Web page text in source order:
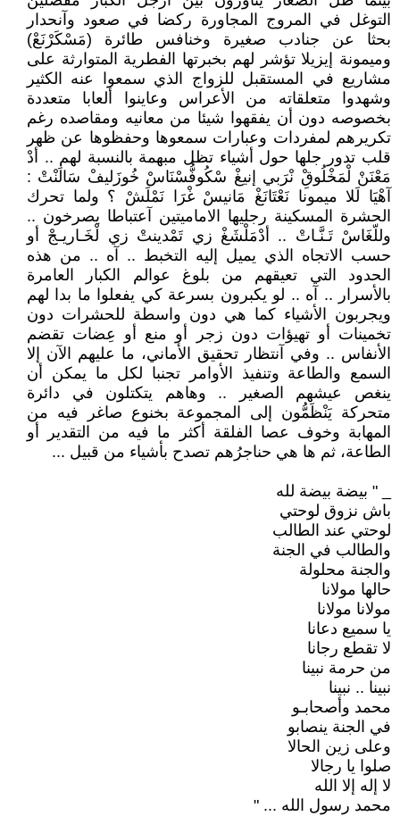
التوغل في المروج المجاورة ركضا في صعود وآنحدار
بحثا عن جنادب صغيرة وخنافس طائرة (مَسْكَرْنَعْ)
وميمونة إيزيلا تؤشر لهم بخبرتها الفطرية المتوارثة على
مشاريع في المستقبل للزواج الذي سمعوا عنه الكثير
وشهدوا متعلقاته من الأعراس وعاينوا ألعابا متعددة
بخصوصه دون أن يفقهوا شيئا من معانيه ومقاصده رغم
تكريرهم لمفردات وعبارات سمعوها وحفظوها عن ظهر
قلب تدور جلها حول أشياء تظل مبهمة بالنسبة لهم .. أدْ
مَعْنَنْ لْمَخْلُوقِْ نْرَبي إنيغْ سْكُوفُّسْنَاسْ خُوزَليفْ سَالَنْتْ :
آهْيَا لَلا ميمونا نَعْتَانَغْ مَانيسْ غْرَا نَمْلَشْ ؟ ولما تحرك
الحشرة المسكينة رجليها الاماميتين آعتباطا يصرخون ..
وللّغَاسْ تَـنَّـاتْ .. أدْمَلْشَغْ زي تَمْدينتْ زي لْخَـاريـجْ أو
حسب الاتجاه الذي يميل إليه التخبط .. آه .. من هذه
الحدود التي تعيقهم من بلوغ عوالم الكبار العامرة
بالأسرار .. آه .. لو يكبرون بسرعة كي يفعلوا ما بدا لهم
ويجربون الأشياء كما هي دون واسطة للحشرات دون
تخمينات أو تهيؤات دون زجر أو منع أو عِضات تقضم
الأنفاس .. وفي آنتظار تحقيق الأماني، ما عليهم الآن إلا
السمع والطاعة وتنفيذ الأوامر تجنبا لكل ما يمكن أن
ينغص عيشهم الصغير .. وهاهم يتكتلون في دائرة
متحركة يَنْظَمُّون إلى المجموعة بخنوع صاغر فيه من
المهابة وخوف عصا الفلقة أكثر ما فيه من التقدير أو
الطاعة، ثم ها هي حناجرُهم تصدح بأشياء من قبيل ...
_ " بيضة بيضة لله
باش نزوق لوحتي
لوحتي عند الطالب
والطالب في الجنة
والجنة محلولة
حالها مولانا
مولانا مولانا
يا سميع دعانا
لا تقطع رجانا
من حرمة نبينا
نبينا .. نبينا
محمد وأصحابـو
في الجنة ينصابو
وعلى زين الحالا
صلوا يا رجالا
لا إله إلا الله
محمد رسول الله ... "